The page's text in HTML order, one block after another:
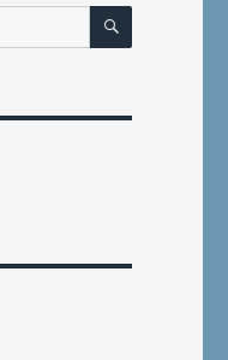
SUCHEN